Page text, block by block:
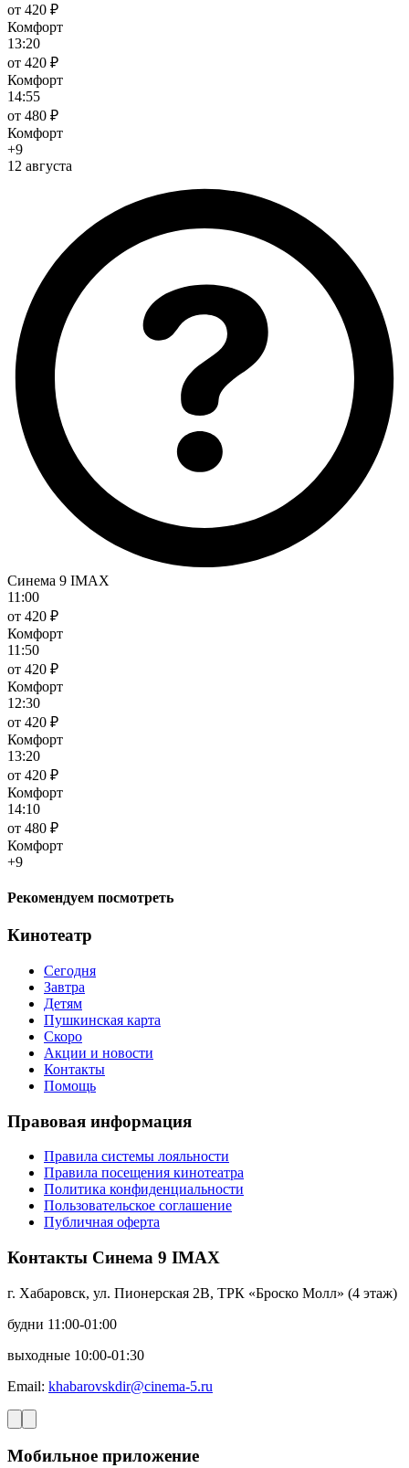
от 420 ₽
Комфорт
13:20
от 420 ₽
Комфорт
14:55
от 480 ₽
Комфорт
+9
12 августа
Синема 9 IMAX
11:00
от 420 ₽
Комфорт
11:50
от 420 ₽
Комфорт
12:30
от 420 ₽
Комфорт
13:20
от 420 ₽
Комфорт
14:10
от 480 ₽
Комфорт
+9
Рекомендуем посмотреть
Кинотеатр
Сегодня
Завтра
Детям
Пушкинская карта
Скоро
Акции и новости
Контакты
Помощь
Правовая информация
Правила системы лояльности
Правила посещения кинотеатра
Политика конфиденциальности
Пользовательское соглашение
Публичная оферта
Контакты Синема 9 IMAX
г. Хабаровск, ул. Пионерская 2В, ТРК «Броско Молл» (4 этаж)
будни 11:00-01:00
выходные 10:00-01:30
Email: khabarovskdir@cinema-5.ru
Мобильное приложение